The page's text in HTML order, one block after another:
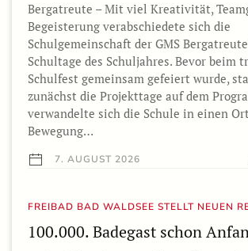
Bergatreute – Mit viel Kreativität,
Begeisterung verabschiedete sich die
Schulgemeinschaft der GMS
Schultage des Schuljahres. Bevor beim
Schulfest gemeinsam gefeiert wurde,
zunächst die Projekttage auf dem
verwandelte sich die Schule in einen
Bewegung…
7. AUGUST 2026
FREIBAD BAD WALDSEE STELLT NEUEN
100.000. Badegast schon